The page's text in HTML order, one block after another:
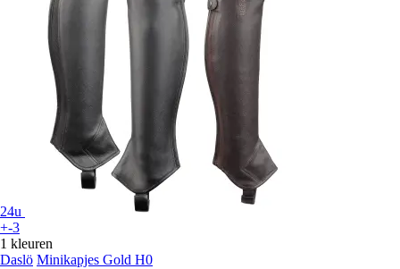
24u
+-3
1 kleuren
Daslö Minikapjes Gold H0